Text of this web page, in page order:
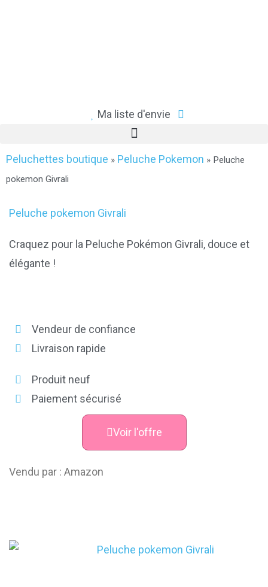
Ma liste d'envie
Peluchettes boutique » Peluche Pokemon » Peluche
pokemon Givrali
Peluche pokemon Givrali
Craquez pour la Peluche Pokémon Givrali, douce et
élégante !
Vendeur de confiance
Livraison rapide
Produit neuf
Paiement sécurisé
Voir l'offre
Vendu par : Amazon